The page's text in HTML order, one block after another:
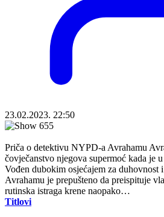
23.02.2023. 22:50
Priča o detektivu NYPD-a Avrahamu
čovječanstvo njegova supermoć kada je
Vođen dubokim osjećajem za duhovnost
Avrahamu je prepušteno da preispituje
rutinska istraga krene naopako…
Titlovi